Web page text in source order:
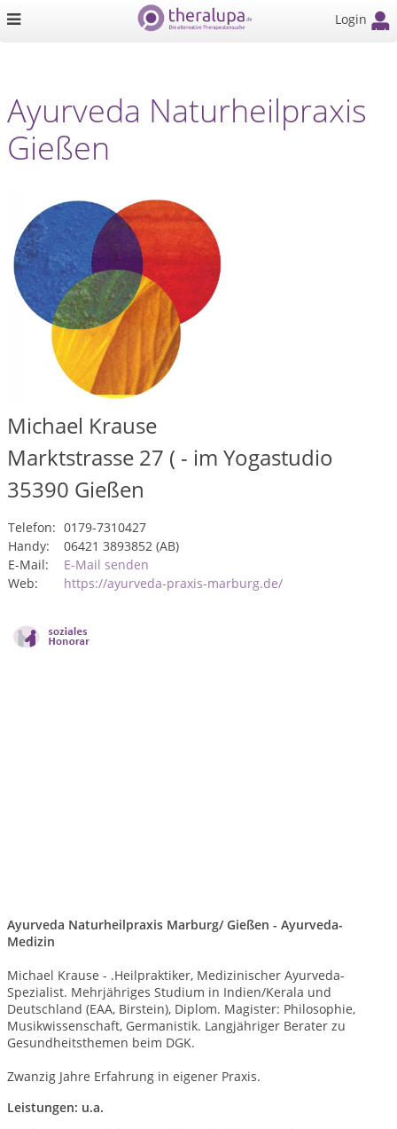
Login
Ayurveda Naturheilpraxis
Gießen
Michael Krause
Marktstrasse 27 ( - im Yogastudio
35390 Gießen
Telefon: 0179-7310427
Handy:
06421 3893852 (AB)
E-Mail:
E-Mail senden
Web:
https://ayurveda-praxis-marburg.de/
Ayurveda Naturheilpraxis Marburg/ Gießen - Ayurveda-
Medizin
Michael Krause - .Heilpraktiker, Medizinischer Ayurveda-
Spezialist. Mehrjähriges Studium in Indien/Kerala und
Deutschland (EAA, Birstein), Diplom. Magister: Philosophie,
Musikwissenschaft, Germanistik. Langjähriger Berater zu
Gesundheitsthemen beim DGK.
Zwanzig Jahre Erfahrung in eigener Praxis.
Leistungen: u.a.